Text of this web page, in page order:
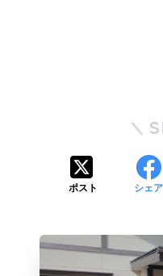
ポスト シェア